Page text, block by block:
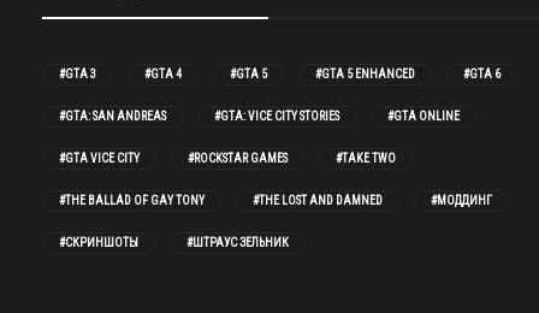
#GTA 3 #GTA 4 #GTA 5 #GTA 5 ENHANCED #GTA 6
#GTA: SAN ANDREAS #GTA: VICE CITY STORIES #GTA ONLINE
#GTA VICE CITY #ROCKSTAR GAMES #TAKE TWO
#THE BALLAD OF GAY TONY #THE LOST AND DAMNED #МОДДИНГ
#СКРИНШОТЫ #ШТРАУС ЗЕЛЬНИК